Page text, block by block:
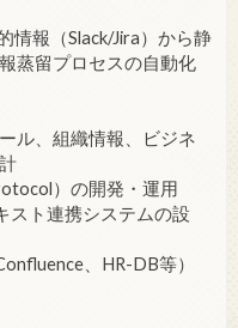
情報（Slack/Jira）から静
蒸留プロセスの自動化
ル、組織情報、ビジネ
）の開発・運用
スト連携システムの設
、HR-DB等）